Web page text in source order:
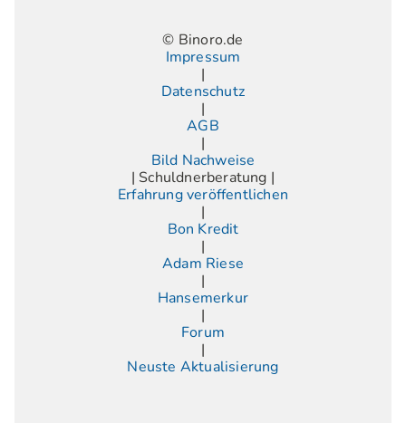
© Binoro.de
Impressum
|
Datenschutz
|
AGB
|
Bild Nachweise
| Schuldnerberatung |
Erfahrung veröffentlichen
|
Bon Kredit
|
Adam Riese
|
Hansemerkur
|
Forum
|
Neuste Aktualisierung